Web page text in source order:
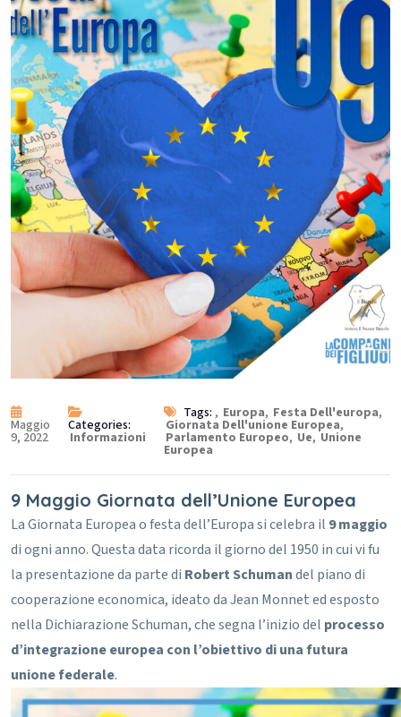
Maggio
9, 2022
Categories:
Informazioni
Tags: , Europa, Festa Dell'europa,
Giornata Dell'unione Europea,
Parlamento Europeo, Ue, Unione
Europea
9 Maggio Giornata dell’Unione Europea
La Giornata Europea o festa dell’Europa si celebra il 9 maggio
di ogni anno.Questa data ricorda il giorno del 1950 in cui vi fu
la presentazione da parte di Robert Schumandel piano di
cooperazione economica, ideato da Jean Monnet ed esposto
nella Dichiarazione Schuman, che segna l’inizio del processo
d’integrazione europea con l’obiettivo di una futura
unione federale.